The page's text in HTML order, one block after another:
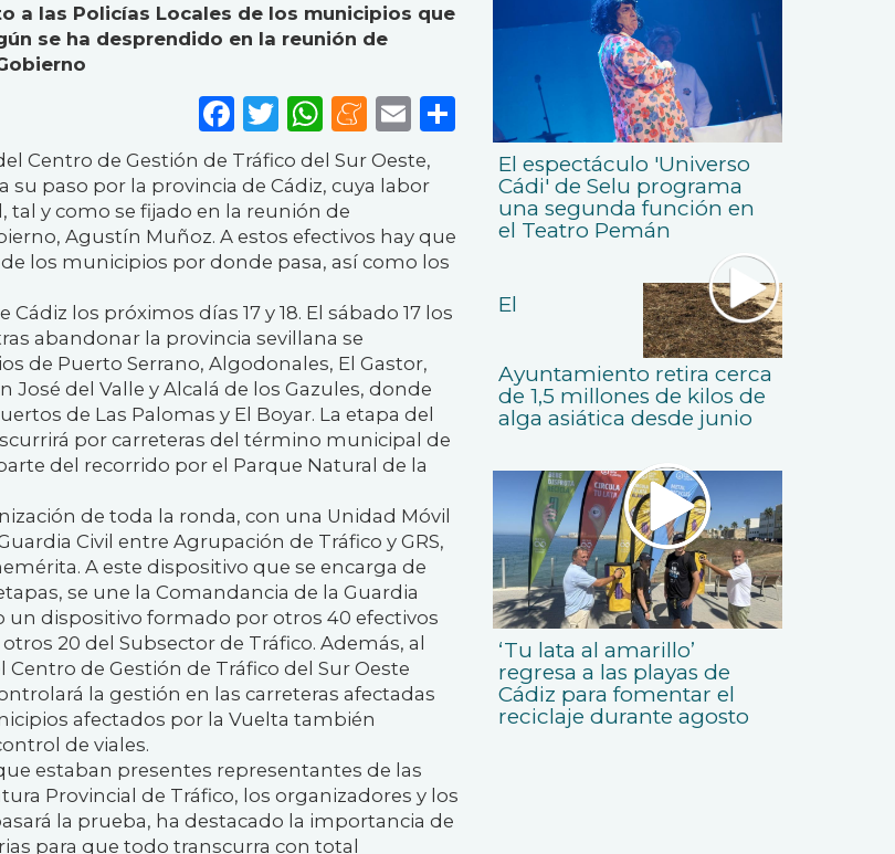
a las Policías Locales de los municipios que
se ha desprendido en la reunión de
Facebook
Twitter
WhatsApp
Meneame
EmailShare
Centro de Gestión de Tráfico del Sur Oeste,
su paso por la provincia de Cádiz, cuya labor
y como se fijado en la reunión de
Agustín Muñoz. A estos efectivos hay que
los municipios por donde pasa, así como los
los próximos días 17 y 18. El sábado 17 los
abandonar la provincia sevillana se
de Puerto Serrano, Algodonales, El Gastor,
José del Valle y Alcalá de los Gazules, donde
de Las Palomas y El Boyar. La etapa del
por carreteras del término municipal de
del recorrido por el Parque Natural de la
de toda la ronda, con una Unidad Móvil
Civil entre Agrupación de Tráfico y GRS,
A este dispositivo que se encarga de
se une la Comandancia de la Guardia
un dispositivo formado por otros 40 efectivos
20 del Subsector de Tráfico. Además, al
de Gestión de Tráfico del Sur Oeste
la gestión en las carreteras afectadas
afectados por la Vuelta también
de viales.
estaban presentes representantes de las
Provincial de Tráfico, los organizadores y los
la prueba, ha destacado la importancia de
para que todo transcurra con total
El espectáculo 'Universo
Cádi' de Selu programa
una segunda función en
el Teatro Pemán
El
Ayuntamiento retira cerca
de 1,5 millones de kilos de
alga asiática desde junio
‘Tu lata al amarillo’
regresa a las playas de
Cádiz para fomentar el
reciclaje durante agosto